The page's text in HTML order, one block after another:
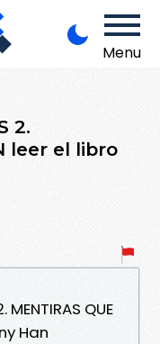
Menu
2.
leer el libro
MENTIRAS QUE
Han